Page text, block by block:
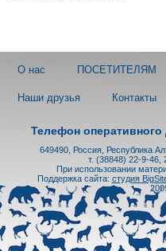
О нас ПОСЕТИТЕЛЯМ
Наши друзья Контакты
Телефон оперативного
649490, Россия, Республика
т. (38848) 22-9-46,
При использовании
Поддержка сайта: студия